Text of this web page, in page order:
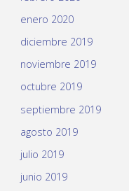
enero 2020
diciembre 2019
noviembre 2019
octubre 2019
septiembre 2019
agosto 2019
julio 2019
junio 2019